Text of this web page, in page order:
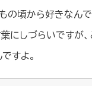
の頃から好きなん
にしづらいですが、
すよ。